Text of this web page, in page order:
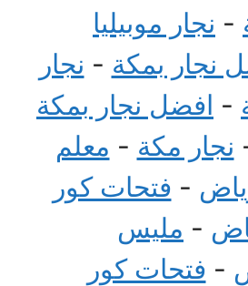
- نجار موبيليا
نجار بمكة - نجار
- افضل نجار بمكة
نجار مكة - معلم
- فتحات كور
- مليس
- فتحات كور